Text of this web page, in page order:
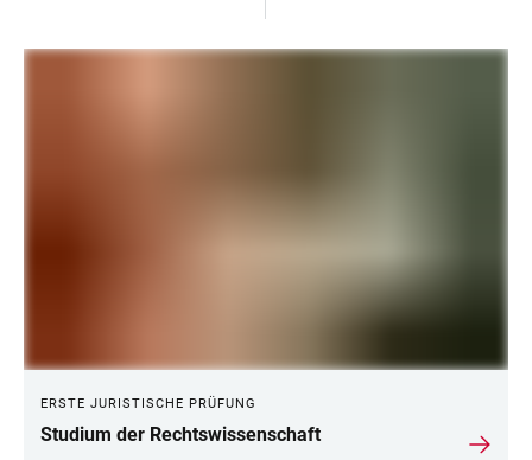
ERSTE JURISTISCHE PRÜFUNG
Studium der Rechtswissenschaft